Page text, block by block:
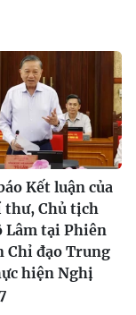
Kết luận của
thư, Chủ tịch
Lâm tại Phiên
Chỉ đạo Trung
hiện Nghị